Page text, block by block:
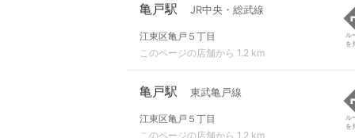
亀戸駅 JR中央・総武線
江東区亀戸５丁目
このページの店舗から 1.2 km
ル
を
亀戸駅 東武亀戸線
江東区亀戸５丁目
このページの店舗から 1.2 km
ル
を